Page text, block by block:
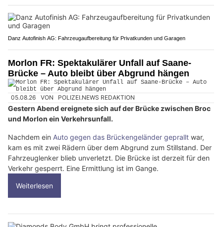
Danz Autofinish AG: Fahrzeugaufbereitung für Privatkunden und Garagen
Morlon FR: Spektakulärer Unfall auf Saane-
Brücke – Auto bleibt über Abgrund hängen
05.08.26 VON POLIZEI.NEWS REDAKTION
Gestern Abend ereignete sich auf der Brücke zwischen Broc
und Morlon ein Verkehrsunfall.
Nachdem ein Auto gegen das Brückengeländer geprallt war,
kam es mit zwei Rädern über dem Abgrund zum Stillstand. Der
Fahrzeuglenker blieb unverletzt. Die Brücke ist derzeit für den
Verkehr gesperrt. Eine Ermittlung ist im Gange.
Weiterlesen